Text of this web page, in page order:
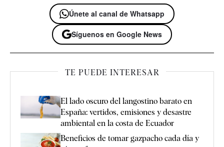
Únete al canal de Whatsapp
Síguenos en Google News
TE PUEDE INTERESAR
El lado oscuro del langostino barato en
España: vertidos, emisiones y desastre
ambiental en la costa de Ecuador
Beneficios de tomar gazpacho cada día y